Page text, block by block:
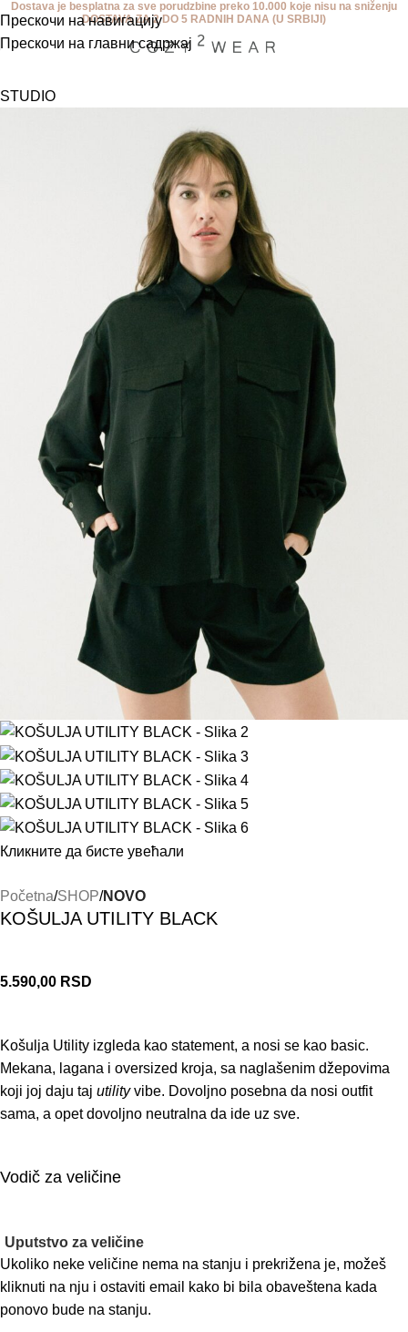
Прескочи на навигацију
Прескочи на главни садржај
Dostava je besplatna za sve porudzbine preko 10.000 koje nisu na sniženju
DOSTAVA ZA 2 DO 5 RADNIH DANA (U SRBIJI)
STUDIO
Кликните да бисте увећали
Početna SHOP NOVO
KOŠULJA UTILITY BLACK
5.590,00 RSD
Košulja Utility izgleda kao statement, a nosi se kao basic.
Mekana, lagana i oversized kroja, sa naglašenim džepovima
koji joj daju taj utilityvibe. Dovoljno posebna da nosi outfit
sama, a opet dovoljno neutralna da ide uz sve.
Vodič za veličine
Uputstvo za veličine
Ukoliko neke veličine nema na stanju i prekrižena je, možeš
kliknuti na nju i ostaviti email kako bi bila obaveštena kada
ponovo bude na stanju.